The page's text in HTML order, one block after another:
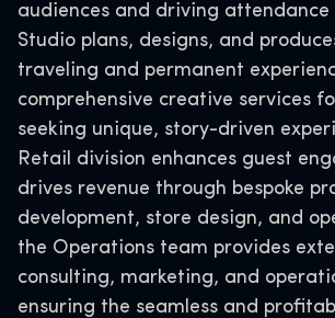
audiences and driving
Studio plans, designs, and
traveling and permanent
comprehensive creative services
seeking unique, story-driven
Retail division enhances guest
drives revenue through bespoke
development, store design, and
the Operations team provides
consulting, marketing, and
ensuring the seamless and